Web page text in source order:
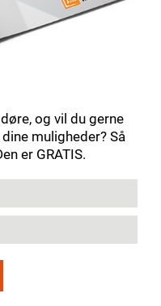
og vil du gerne
muligheder? Så
er GRATIS.